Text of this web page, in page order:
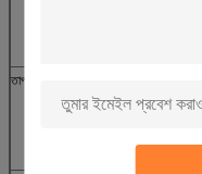
তাপমাত্রা পরিমাপ